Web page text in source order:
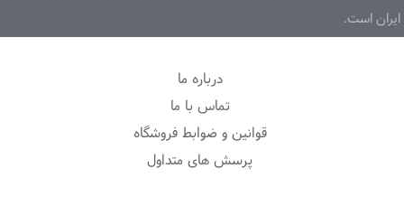
ایران است.
درباره ما
تماس با ما
قوانین و ضوابط فروشگاه
پرسش های متداول